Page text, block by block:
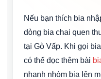
Nếu bạn thích bia
dòng bia chai quen
tại Gò Vấp. Khi gọi
có thể đọc thêm bài
nhanh nhóm bia lên